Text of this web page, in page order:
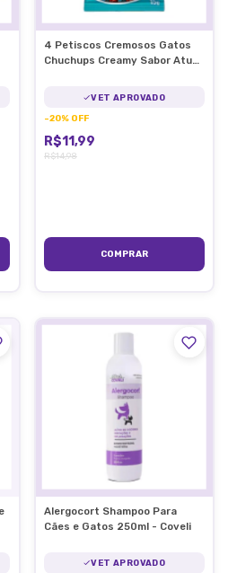
4 Petiscos Cremosos Gatos
Chuchups Creamy Sabor Atum
VET APROVADO
-20% OFF
R$11,99
R$14,98
Alergocort Shampoo Para
Cães e Gatos 250ml - Coveli
VET APROVADO